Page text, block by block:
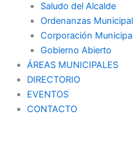
Saludo del Alcalde
Ordenanzas
Corporación
Gobierno Abierto
ÁREAS MUNICIPALES
DIRECTORIO
EVENTOS
CONTACTO